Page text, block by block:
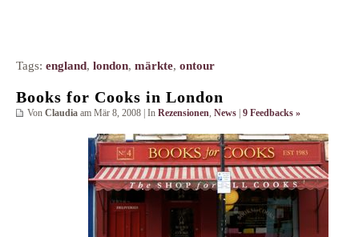
Tags: england, london, märkte, ontour
Books for Cooks in London
Von Claudia am Mär 8, 2008 | In Rezensionen News | 9 Feedbacks »